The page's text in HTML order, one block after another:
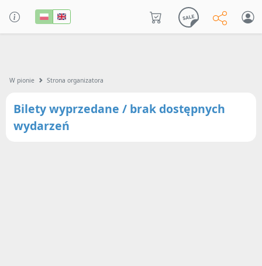
W pionie Strona organizatora
Bilety wyprzedane / brak dostępnych
wydarzeń